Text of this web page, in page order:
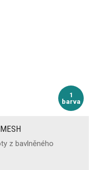
1
barva
z bavlněného